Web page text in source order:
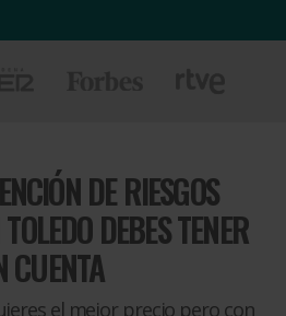
DE RIESGOS
DEBES TENER
CUENTA
el mejor precio pero con